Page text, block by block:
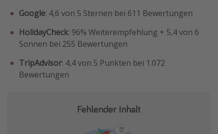
Google: 4,6 von 5 Sternen bei 611 Bewertungen
HolidayCheck: 96% Weiterempfehlung + 5,4 von 6
Sonnen bei 255 Bewertungen
TripAdvisor: 4,4 von 5 Punkten bei 1.072
Bewertungen
Fehlender Inhalt